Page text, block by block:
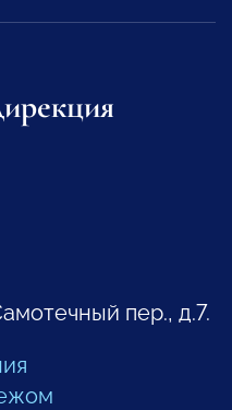
пер., д.7.